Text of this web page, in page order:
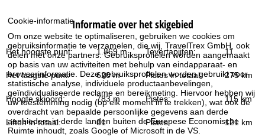
Cookie-informatie
Om onze website te optimaliseren, gebruiken we cookies om
gebruiksinformatie te verzamelen, die wij, TravelTrex GmbH, ook
delen met onze partners. Gebruiksprofielen worden aangemaakt
op basis van uw activiteiten met behulp van eindapparaat- en
browserinformatie. Deze gebruiksprofielen worden gebruikt voor
statistische analyse, individuele productaanbevelingen,
geïndividualiseerde reclame en bereikmeting. Hiervoor hebben wij
uw toestemming nodig (op elk moment in te trekken), wat ook de
overdracht van bepaalde persoonlijke gegevens aan derde
aanbieders in derde landen buiten de Europese Economische
Ruimte inhoudt, zoals Google of Microsoft in de VS.
t
p
a
g
i
Informatie over het skigebied
Het hoogste punt: 1.869 m Tovertapijten: 11
Het laagste punt: 620 m Pistes in totaal: 275 km
Hoogte skioord: 783 m Pistes: 115 km
Liften in totaal: 81 Pistes: 121 km